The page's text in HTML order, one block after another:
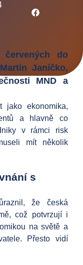
do
Janíčko,
MND a
jako ekonomika,
a hlavně co
v rámci risk
mít několik
s
že česká
což potvrzují i
na světě a
Přesto vidí